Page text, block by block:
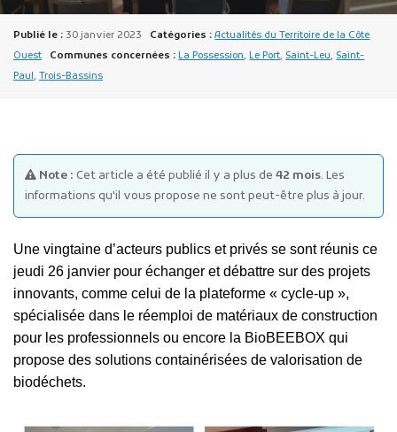
Publicité des actes
Marchés publics
Projets financés par l'Europe
Plans d'accès
Publié le : 30 janvier 2023 Catégories : Actualités du Territoire de la Côte
Ouest
Communes concernées : La Possession,Le Port, Saint-Leu, Saint-
Paul, Trois-Bassins
Note : Cet article a été publié il y a plus de 42 mois. Les
informations qu'il vous propose ne sont peut-être plus à jour.
Une vingtaine d’acteurs publics et privés se sont réunis ce
jeudi 26 janvier pour échanger et débattre sur des projets
innovants, comme celui de la plateforme « cycle-up »,
spécialisée dans le réemploi de matériaux de construction
pour les professionnels ou encore la BioBEEBOX qui
propose des solutions containérisées de valorisation de
biodéchets.